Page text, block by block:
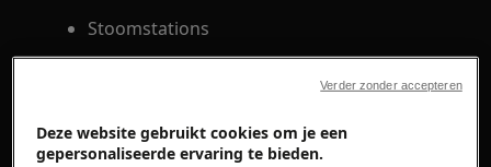
Stoomstations
1. Plaats het apparaat zo dat de
veiligheidskap van de ketel zich bovenaan
Deze website gebruikt cookies om je een
gepersonaliseerde ervaring te bieden.
Verder zonder accepteren